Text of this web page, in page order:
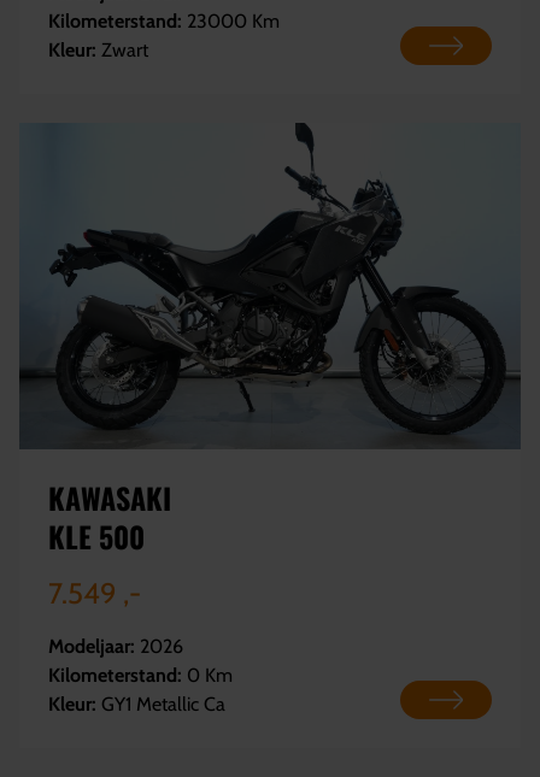
Kilometerstand: 23000 Km
Kleur: Zwart
KAWASAKI
KLE 500
7.549 ,-
Modeljaar: 2026
Kilometerstand: 0 Km
Kleur: GY1 Metallic Ca